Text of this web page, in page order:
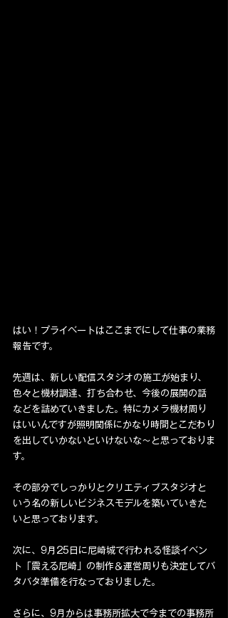
はい！プライベートはここまでにして仕事の業務
報告です。
先週は、新しい配信スタジオの施工が始まり、
色々と機材調達、打ち合わせ、今後の展開の話
などを詰めていきました。特にカメラ機材周り
はいいんですが照明関係にかなり時間とこだわり
を出していかないといけないな〜と思っておりま
す。
その部分でしっかりとクリエティブスタジオと
いう名の新しいビジネスモデルを築いていきた
いと思っております。
次に、9月25日に尼崎城で行われる怪談イベン
ト「震える尼崎」の制作＆運営周りも決定してバ
タバタ準備を行なっておりました。
さらに、9月からは事務所拡大で今までの事務所